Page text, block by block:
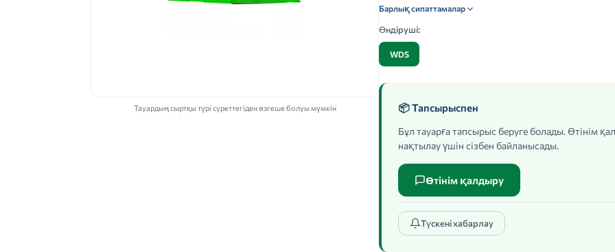
Тауардың сыртқы түрі суреттегіден өзгеше болуы мүмкін
Барлық сипаттамалар
Өндіруші:
WDS
📦 Тапсырыспен
Бұл тауарға тапсырыс беруге болады. Өтінім
нақтылау үшін сізбен байланысады.
Өтінім қалдыру
Түскені хабарлау